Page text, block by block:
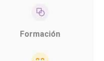
Formación